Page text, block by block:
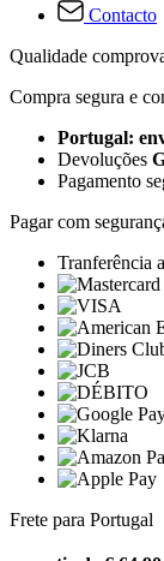
Contacto
Qualidade
Compra segura e
Portugal:
Devoluções
Pagamento
Pagar com
Tranferência
Frete para Portugal